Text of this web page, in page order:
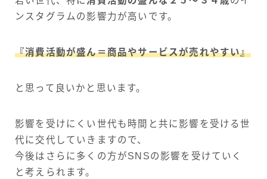
ンスタグラムの影響力が高いです。
『消費活動が盛ん＝商品やサービスが売れやすい』
と思って良いかと思います。
影響を受けにくい世代も時間と共に影響を受ける世
代に交代していきますので、
今後はさらに多くの方がSNSの影響を受けていく
と考えられます。